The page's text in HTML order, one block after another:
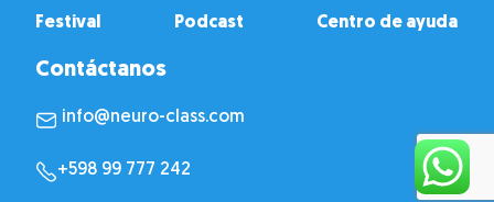
Festival Podcast Centro de ayuda
Contáctanos
info@neuro-class.com
+598 99 777 242